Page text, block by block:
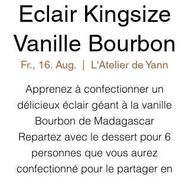
Eclair Kingsize
Vanille Bourbon
Fr., 16. Aug. L'Atelier de Yann
Apprenez à confectionner un
délicieux éclair géant à la vanille
Bourbon de Madagascar
Repartez avec le dessert pour 6
personnes que vous aurez
confectionné pour le partager en